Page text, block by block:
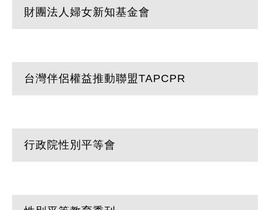
財團法人婦女新知基金會
台灣伴侶權益推動聯盟TAPCPR
行政院性別平等會